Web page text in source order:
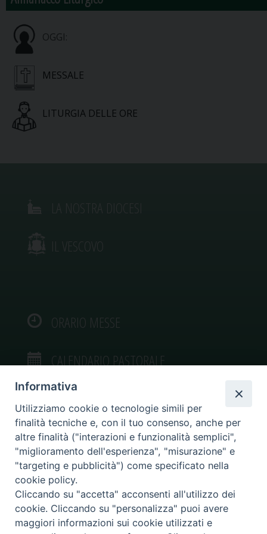
OGGI:
MESSALE
LITURGIA DELLE ORE
IL VESCOVO
ORARIO MESSE
CALENDARIO PASTORALE
VIDEOGALLERY
PHOTOGALLERY
Informativa
Utilizziamo cookie o tecnologie simili per
finalità tecniche e, con il tuo consenso, anche per
altre finalità ("interazioni e funzionalità semplici",
"miglioramento dell'esperienza", "misurazione" e
"targeting e pubblicità") come specificato nella
cookie policy.
Cliccando su "accetta" acconsenti all'utilizzo dei
cookie. Cliccando su "personalizza" puoi avere
maggiori informazioni sui cookie utilizzati e